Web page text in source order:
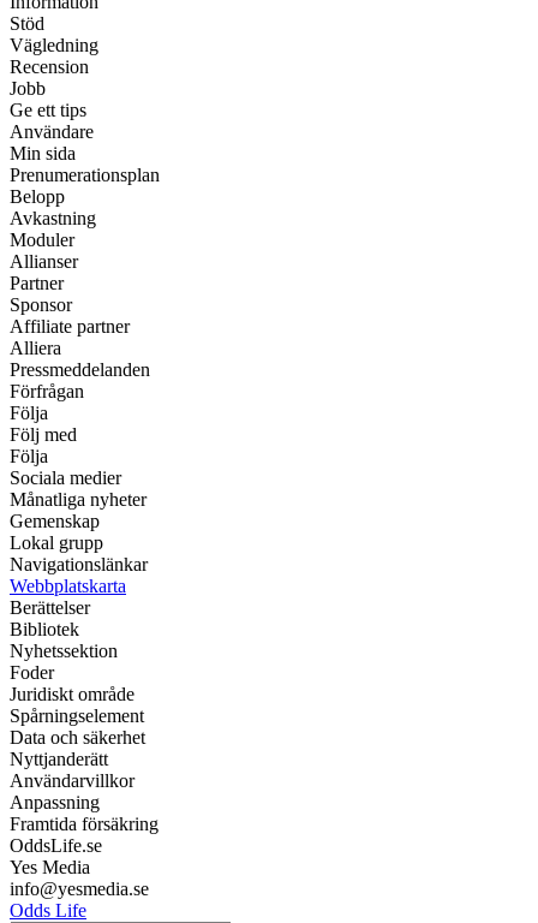
Stöd
Vägledning
Recension
Jobb
Ge ett tips
Användare
Min sida
Prenumerationsplan
Belopp
Avkastning
Moduler
Allianser
Partner
Sponsor
Affiliate partner
Alliera
Pressmeddelanden
Förfrågan
Följa
Följ med
Följa
Sociala medier
Månatliga nyheter
Gemenskap
Lokal grupp
Navigationslänkar
Webbplatskarta
Berättelser
Bibliotek
Nyhetssektion
Foder
Juridiskt område
Spårningselement
Data och säkerhet
Nyttjanderätt
Användarvillkor
Anpassning
Framtida försäkring
OddsLife.se
Yes Media
info@yesmedia.se
Odds Life